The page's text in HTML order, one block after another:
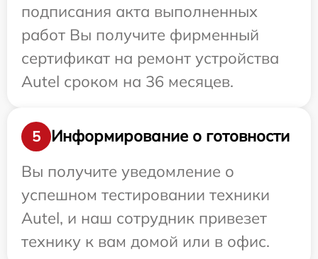
подписания акта выполненных
работ Вы получите фирменный
сертификат на ремонт устройства
Autel сроком на 36 месяцев.
5
Информирование о готовности
Вы получите уведомление о
успешном тестировании техники
Autel, и наш сотрудник привезет
технику к вам домой или в офис.